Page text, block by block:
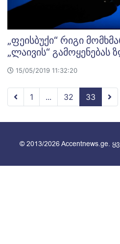
„ფეისბუქი“ რიგი
„ლაივის“ გამოყენებას
15/05/2019 11:32:20
1 ... 32 33
© 2013/2026